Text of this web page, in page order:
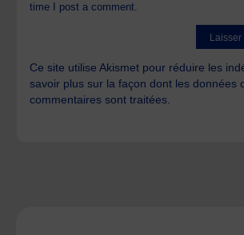
time I post a comment.
Ce site utilise Akismet pour réduire les
savoir plus sur la façon dont les données
commentaires sont traitées